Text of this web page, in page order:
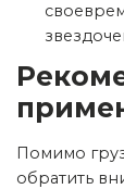
Помимо
обратить